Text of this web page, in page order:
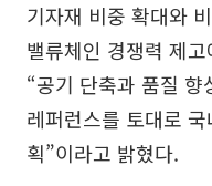
기자재 비중 확대와
밸류체인 경쟁력 제
“공기 단축과 품질
레퍼런스를 토대로
획”이라고 밝혔다.